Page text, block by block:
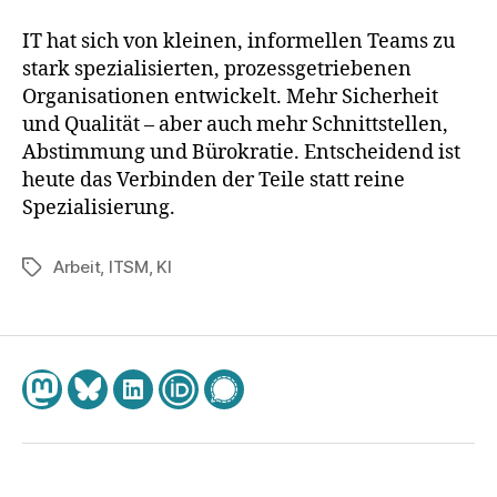
IT hat sich von kleinen, informellen Teams zu
stark spezialisierten, prozessgetriebenen
Organisationen entwickelt. Mehr Sicherheit
und Qualität – aber auch mehr Schnittstellen,
Abstimmung und Bürokratie. Entscheidend ist
heute das Verbinden der Teile statt reine
Spezialisierung.
Schlagwörter
Arbeit, ITSM KI
Mastodon
BlueskyLinkedInORCIDChat